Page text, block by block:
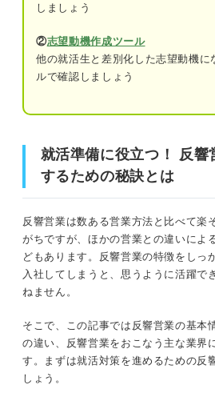
①反響がないと営業
②詳しい知識や高い
顧客の潜在的なニー
商品の違いや良さを
マーケティングスキ
志望動機・自己PRに活か
②反響増加のための
しましょう
②志望動機作成ツール
他の就活生と差別化した志望動機に
ルで確認しましょう
就活準備に役立つ！ 反響
するための秘訣とは
反響営業は数ある営業方法と比べて楽
がちですが、ほかの営業との違いによ
どもあります。反響営業の特徴をしっ
入社してしまうと、思うように活躍で
ねません。
そこで、この記事では反響営業の基本
の違い、反響営業をおこなう主な業界
す。まずは就活対策を進めるための反
しょう。